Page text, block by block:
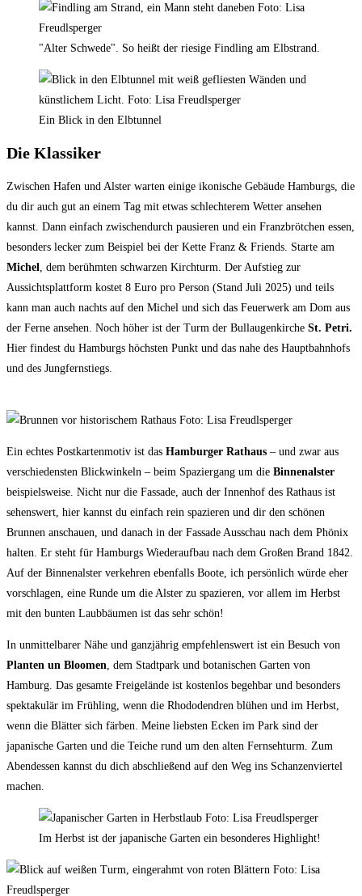
"Alter Schwede". So heißt der riesige Findling am Elbstrand.
Ein Blick in den Elbtunnel
Die Klassiker
Zwischen Hafen und Alster warten einige ikonische Gebäude Hamburgs, die
du dir auch gut an einem Tag mit etwas schlechterem Wetter ansehen
kannst. Dann einfach zwischendurch pausieren und ein Franzbrötchen essen,
besonders lecker zum Beispiel bei der Kette Franz & Friends. Starte am
Michel
, dem berühmten schwarzen Kirchturm. Der Aufstieg zur
Aussichtsplattform kostet 8 Euro pro Person (Stand Juli 2025) und teils
kann man auch nachts auf den Michel und sich das Feuerwerk am Dom aus
der Ferne ansehen. Noch höher ist der Turm der Bullaugenkirche St. Petri.
Hier findest du Hamburgs höchsten Punkt und das nahe des Hauptbahnhofs
und des Jungfernstiegs.
Ein echtes Postkartenmotiv ist das Hamburger Rathaus – und zwar aus
verschiedensten Blickwinkeln – beim Spaziergang um die Binnenalster
beispielsweise. Nicht nur die Fassade, auch der Innenhof des Rathaus ist
sehenswert, hier kannst du einfach rein spazieren und dir den schönen
Brunnen anschauen, und danach in der Fassade Ausschau nach dem Phönix
halten. Er steht für Hamburgs Wiederaufbau nach dem Großen Brand 1842.
Auf der Binnenalster verkehren ebenfalls Boote, ich persönlich würde eher
vorschlagen, eine Runde um die Alster zu spazieren, vor allem im Herbst
mit den bunten Laubbäumen ist das sehr schön!
In unmittelbarer Nähe und ganzjährig empfehlenswert ist ein Besuch von
Planten un Bloomen , dem Stadtpark und botanischen Garten von
Hamburg. Das gesamte Freigelände ist kostenlos begehbar und besonders
spektakulär im Frühling, wenn die Rhododendren blühen und im Herbst,
wenn die Blätter sich färben. Meine liebsten Ecken im Park sind der
japanische Garten und die Teiche rund um den alten Fernsehturm. Zum
Abendessen kannst du dich abschließend auf den Weg ins Schanzenviertel
machen.
Im Herbst ist der japanische Garten ein besonderes Highlight!